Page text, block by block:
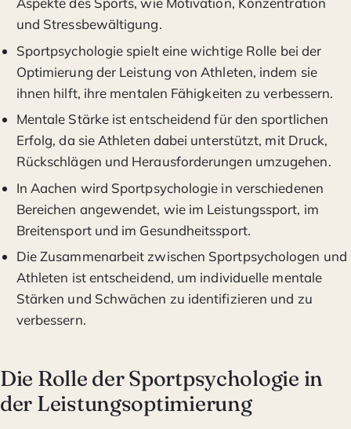
und Stressbewältigung.
Sportpsychologie spielt eine wichtige Rolle bei der
Optimierung der Leistung von Athleten, indem sie
ihnen hilft, ihre mentalen Fähigkeiten zu verbessern.
Mentale Stärke ist entscheidend für den sportlichen
Erfolg, da sie Athleten dabei unterstützt, mit Druck,
Rückschlägen und Herausforderungen umzugehen.
In Aachen wird Sportpsychologie in verschiedenen
Bereichen angewendet, wie im Leistungssport, im
Breitensport und im Gesundheitssport.
Die Zusammenarbeit zwischen Sportpsychologen und
Athleten ist entscheidend, um individuelle mentale
Stärken und Schwächen zu identifizieren und zu
verbessern.
Die Rolle der Sportpsychologie in
der Leistungsoptimierung